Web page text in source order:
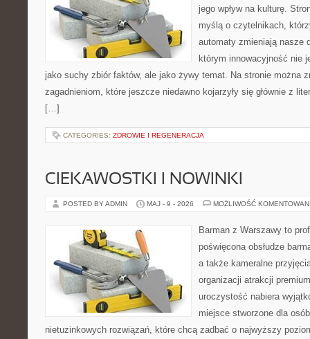
jego wpływ na kulturę.
myślą o czytelnikach,
automaty zmieniają nasze
którym innowacyjność nie
jako suchy zbiór faktów, ale jako żywy temat. Na stronie można
zagadnieniom, które jeszcze niedawno kojarzyły się głównie z
[…]
CATEGORIES: ZDROWIE I REGENERACJA
CIEKAWOSTKI I NOWINKI
POSTED BY ADMIN MAJ - 9 - 2026 MOŻLIWOŚĆ
Barman z Warszawy to
poświęcona obsłudze
a także kameralne
organizacji atrakcji
uroczystość nabiera
miejsce stworzone dla
nietuzinkowych rozwiązań, które chcą zadbać o najwyższy